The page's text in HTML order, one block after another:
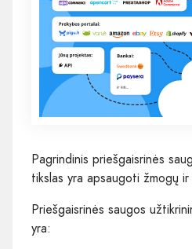
Pagrindinis priešgaisrinės
tikslas yra apsaugoti žmogų
Priešgaisrinės saugos
yra: